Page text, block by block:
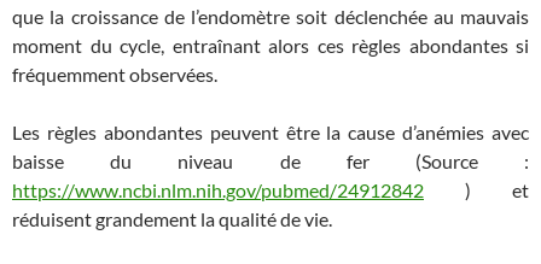
que la croissance de l’endomètre soit déclenchée au mauvais
moment du cycle, entraînant alors ces règles abondantes si
fréquemment observées.
Les règles abondantes peuvent être la cause d’anémies avec
baisse du niveau de fer (Source :
https://www.ncbi.nlm.nih.gov/pubmed/24912842 ) et
réduisent grandement la qualité de vie.